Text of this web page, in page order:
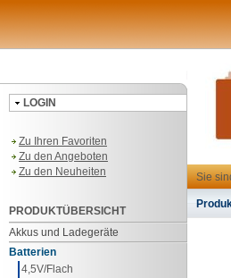
LOGIN
Zu Ihren Favoriten
Zu den Angeboten
Zu den Neuheiten
PRODUKTÜBERSICHT
Akkus und Ladegeräte
Batterien
4,5V/Flach
Sie